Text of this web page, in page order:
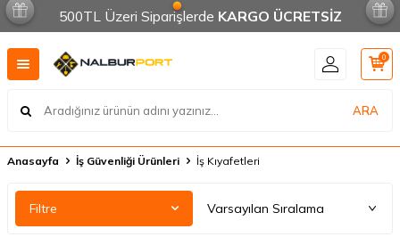
500TL Üzeri Siparişlerde KARGO ÜCRETSİZ
ARA
0
Anasayfa İş Güvenliği Ürünleri İş Kıyafetleri
Filtre